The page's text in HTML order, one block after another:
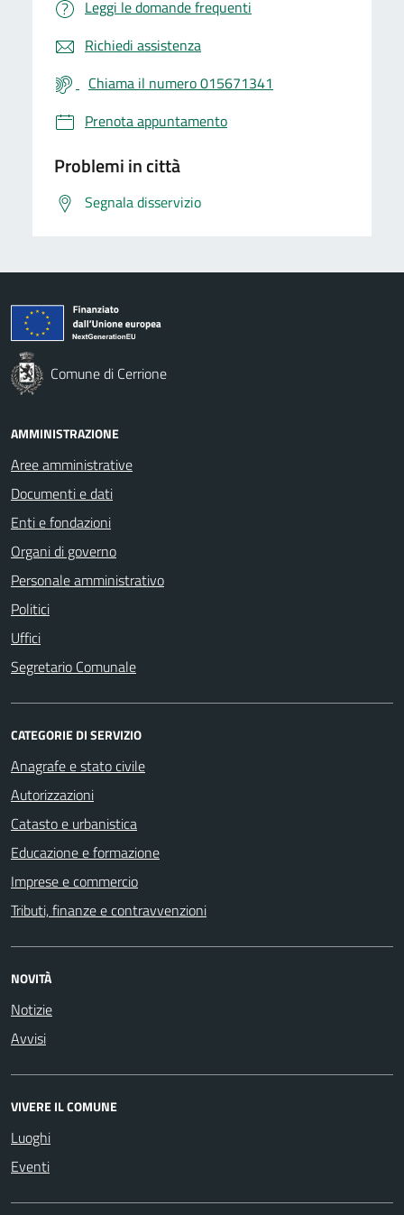
Leggi le domande frequenti
Richiedi assistenza
Chiama il numero 015671341
Prenota appuntamento
Problemi in città
Segnala disservizio
Comune di Cerrione
AMMINISTRAZIONE
Aree amministrative
Documenti e dati
Enti e fondazioni
Organi di governo
Personale amministrativo
Politici
Uffici
Segretario Comunale
CATEGORIE DI SERVIZIO
Anagrafe e stato civile
Autorizzazioni
Catasto e urbanistica
Educazione e formazione
Imprese e commercio
Tributi, finanze e contravvenzioni
NOVITÀ
Notizie
Avvisi
VIVERE IL COMUNE
Luoghi
Eventi